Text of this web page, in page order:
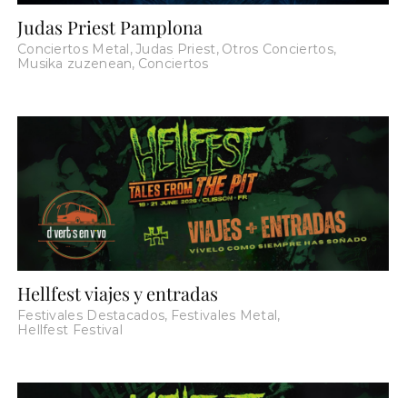
Judas Priest Pamplona
Conciertos Metal,Judas Priest, Otros Conciertos,
Musika zuzenean, Conciertos
Hellfest viajes y entradas
Festivales Destacados, Festivales Metal,
Hellfest Festival